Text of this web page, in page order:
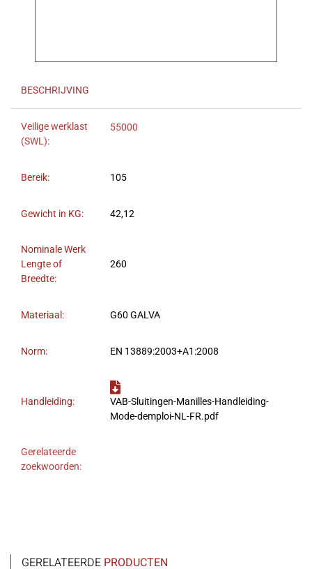
BESCHRIJVING
Veilige werklast
(SWL):
55000
Bereik: 105
Gewicht in KG: 42,12
Nominale Werk
Lengte of
Breedte:
260
Materiaal: G60 GALVA
Norm: EN 13889:2003+A1:2008
Handleiding:
VAB-Sluitingen-Manilles-Handleiding-
Mode-demploi-NL-FR.pdf
Gerelateerde
zoekwoorden:
GERELATEERDE PRODUCTEN